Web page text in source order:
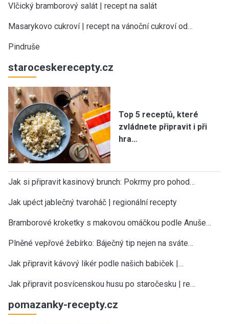
Vlčický bramborový salát | recept na salát
Masarykovo cukroví | recept na vánoční cukroví od…
Pindruše
staroceskerecepty.cz
Top 5 receptů, které
zvládnete připravit i při
hra…
Jak si připravit kasinový brunch: Pokrmy pro pohod…
Jak upéct jablečný tvaroháč | regionální recepty
Bramborové kroketky s makovou omáčkou podle Anuše…
Plněné vepřové žebírko: Báječný tip nejen na sváte…
Jak připravit kávový likér podle našich babiček |…
Jak připravit posvícenskou husu po staročesku | re…
pomazanky-recepty.cz